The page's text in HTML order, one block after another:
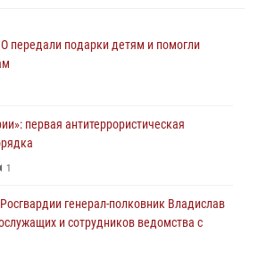
передали подарки детям и помогли
первая антитеррористическая
1
генерал-полковник Владислав
и сотрудников ведомства с